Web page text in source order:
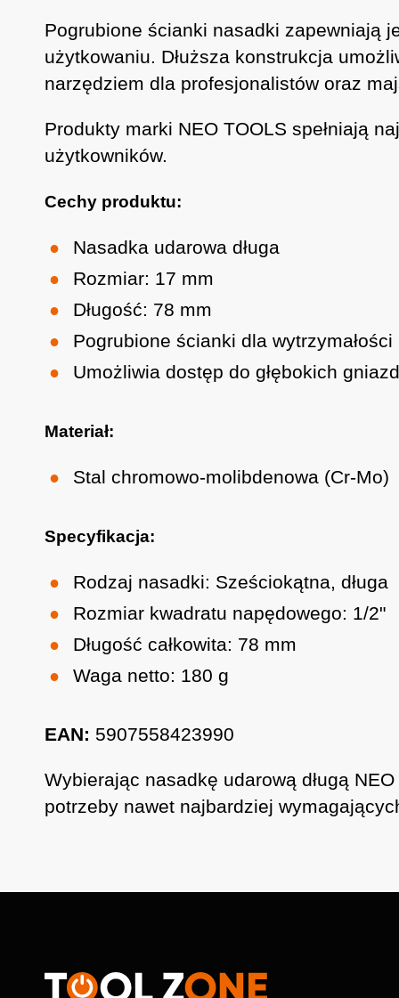
Pogrubione ścianki nasadki zapewniają
użytkowaniu. Dłuższa konstrukcja
narzędziem dla profesjonalistów oraz
Produkty marki NEO TOOLS spełniają
użytkowników.
Cechy produktu:
Nasadka udarowa długa
Rozmiar: 17 mm
Długość: 78 mm
Pogrubione ścianki dla wytrzymałości
Umożliwia dostęp do głębokich
Materiał:
Stal chromowo-molibdenowa (Cr-Mo)
Specyfikacja:
Rodzaj nasadki: Sześciokątna, długa
Rozmiar kwadratu napędowego: 1/2"
Długość całkowita: 78 mm
Waga netto: 180 g
EAN: 5907558423990
Wybierając nasadkę udarową długą
potrzeby nawet najbardziej